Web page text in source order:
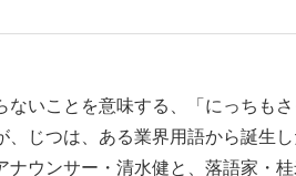
ないことを意味する、「にっちも
、じつは、ある業界用語から誕生
ナウンサー・清水健と、落語家・